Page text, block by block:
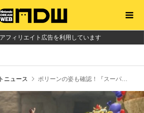
フィリエイト広告を利用しています
ニュース ポリーンの姿も確認！『スーパー マリオパーティ ジャンボリー』公式サイトがオープン